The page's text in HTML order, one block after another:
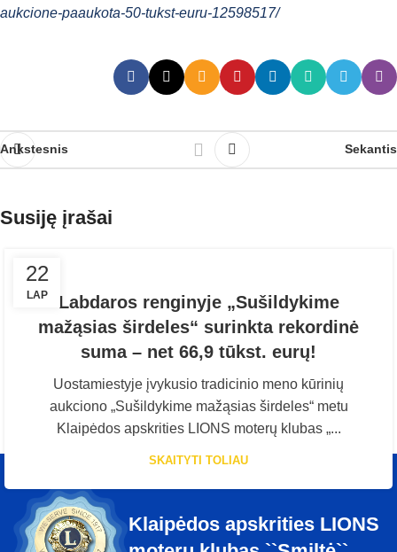
aukcione-paaukota-50-tukst-euru-12598517/
Ankstesnis Sekantis
Susiję įrašai
22
LAP
Labdaros renginyje „Sušildykime
mažąsias širdeles“ surinkta rekordinė
suma – net 66,9 tūkst. eurų!
Uostamiestyje įvykusio tradicinio meno kūrinių
aukciono „Sušildykime mažąsias širdeles“ metu
Klaipėdos apskrities LIONS moterų klubas „...
SKAITYTI TOLIAU
Klaipėdos apskrities LIONS